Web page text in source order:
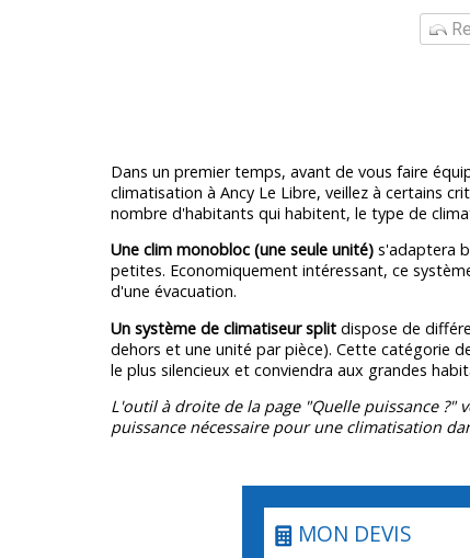
Dans un premier temps, avant de vous faire
climatisation à Ancy Le Libre, veillez à certains
nombre d'habitants qui habitent, le type de
Une clim monobloc (une seule unité)s'adaptera
petites. Economiquement intéressant, ce
d'une évacuation.
Un système de climatiseur splitdispose de
dehors et une unité par pièce). Cette catégorie
le plus silencieux et conviendra aux grandes
L'outil à droite de la page "Quelle puissance ?"
puissance nécessaire pour une climatisation
MON DEVIS